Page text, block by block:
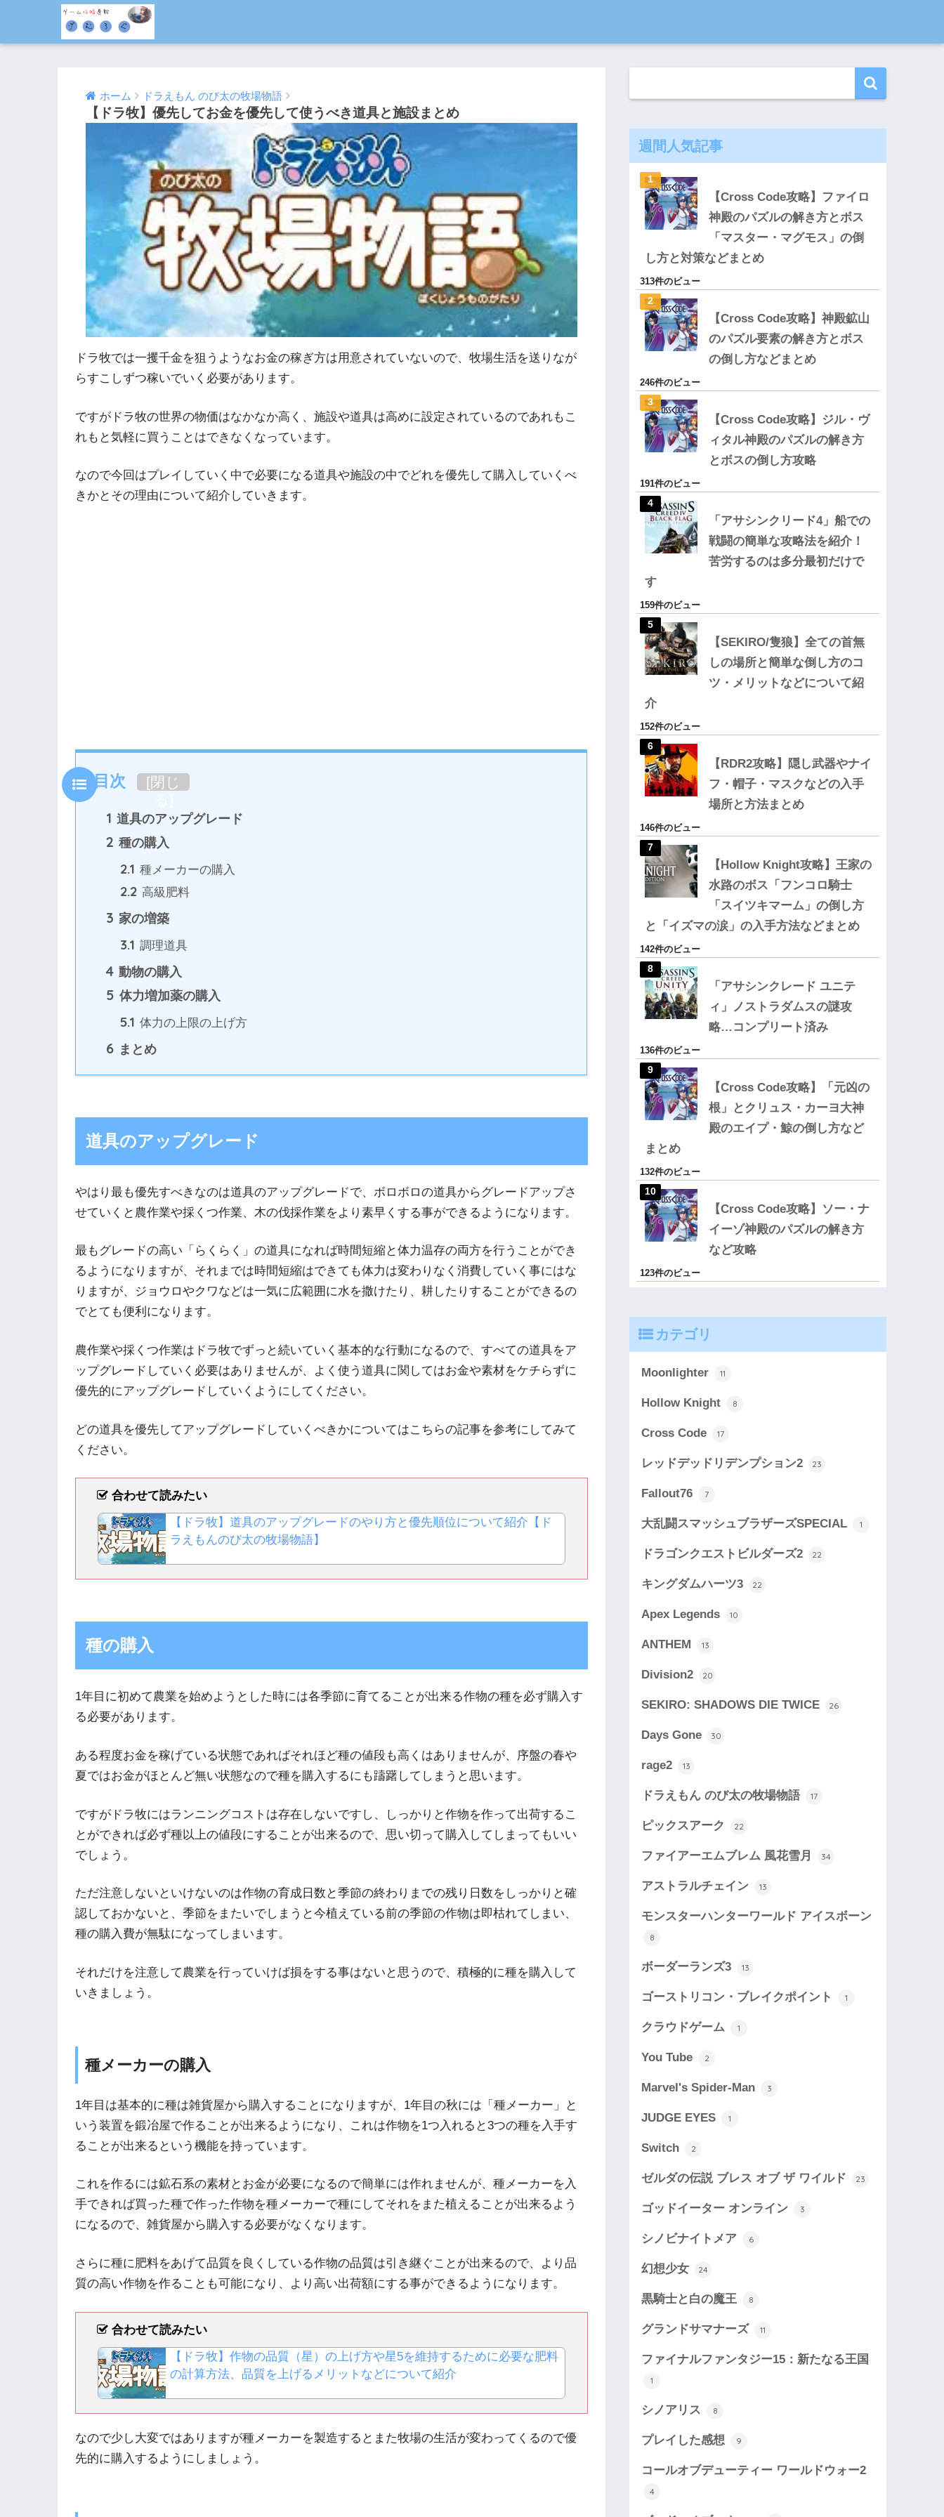
ホーム ドラえもん のび太の牧場物語
【ドラ牧】優先してお金を優先して使うべき道具と施設まとめ
ドラ牧では一攫千金を狙うようなお金の稼ぎ方は用意されていないので、牧場生活を送りなが
らすこしずつ稼いでいく必要があります。
ですがドラ牧の世界の物価はなかなか高く、施設や道具は高めに設定されているのであれもこ
れもと気軽に買うことはできなくなっています。
なので今回はプレイしていく中で必要になる道具や施設の中でどれを優先して購入していくべ
きかとその理由について紹介していきます。
目次 [閉じ
1 道具のアップグレード
2 種の購入
2.1 種メーカーの購入
2.2 高級肥料
3 家の増築
3.1 調理道具
4 動物の購入
5 体力増加薬の購入
5.1 体力の上限の上げ方
6 まとめ
道具のアップグレード
やはり最も優先すべきなのは道具のアップグレードで、ボロボロの道具からグレードアップさ
せていくと農作業や採くつ作業、木の伐採作業をより素早くする事ができるようになります。
最もグレードの高い「らくらく」の道具になれば時間短縮と体力温存の両方を行うことができ
るようになりますが、それまでは時間短縮はできても体力は変わりなく消費していく事にはな
りますが、ジョウロやクワなどは一気に広範囲に水を撒けたり、耕したりすることができるの
でとても便利になります。
農作業や採くつ作業はドラ牧でずっと続いていく基本的な行動になるので、すべての道具をア
ップグレードしていく必要はありませんが、よく使う道具に関してはお金や素材をケチらずに
優先的にアップグレードしていくようにしてください。
どの道具を優先してアップグレードしていくべきかについてはこちらの記事を参考にしてみて
ください。
合わせて読みたい
【ドラ牧】道具のアップグレードのやり方と優先順位について紹介【ド
ラえもんのび太の牧場物語】
種の購入
1年目に初めて農業を始めようとした時には各季節に育てることが出来る作物の種を必ず購入す
る必要があります。
ある程度お金を稼げている状態であればそれほど種の値段も高くはありませんが、序盤の春や
夏ではお金がほとんど無い状態なので種を購入するにも躊躇してしまうと思います。
ですがドラ牧にはランニングコストは存在しないですし、しっかりと作物を作って出荷するこ
とができれば必ず種以上の値段にすることが出来るので、思い切って購入してしまってもいい
でしょう。
ただ注意しないといけないのは作物の育成日数と季節の終わりまでの残り日数をしっかりと確
認しておかないと、季節をまたいでしまうと今植えている前の季節の作物は即枯れてしまい、
種の購入費が無駄になってしまいます。
それだけを注意して農業を行っていけば損をする事はないと思うので、積極的に種を購入して
いきましょう。
種メーカーの購入
1年目は基本的に種は雑貨屋から購入することになりますが、1年目の秋には「種メーカー」と
いう装置を鍛冶屋で作ることが出来るようになり、これは作物を1つ入れると3つの種を入手す
ることが出来るという機能を持っています。
これを作るには鉱石系の素材とお金が必要になるので簡単には作れませんが、種メーカーを入
手できれば買った種で作った作物を種メーカーで種にしてそれをまた植えることが出来るよう
になるので、雑貨屋から購入する必要がなくなります。
さらに種に肥料をあげて品質を良くしている作物の品質は引き継ぐことが出来るので、より品
質の高い作物を作ることも可能になり、より高い出荷額にする事ができるようになります。
合わせて読みたい
【ドラ牧】作物の品質（星）の上げ方や星5を維持するために必要な肥料
の計算方法、品質を上げるメリットなどについて紹介
なので少し大変ではありますが種メーカーを製造するとまた牧場の生活が変わってくるので優
先的に購入するようにしましょう。
週間人気記事
【Cross Code攻略】ファイロ
神殿のパズルの解き方とボス
「マスター・マグモス」の倒
し方と対策などまとめ
313件のビュー
【Cross Code攻略】神殿鉱山
のパズル要素の解き方とボス
の倒し方などまとめ
246件のビュー
【Cross Code攻略】ジル・ヴ
ィタル神殿のパズルの解き方
とボスの倒し方攻略
191件のビュー
「アサシンクリード4」船での
戦闘の簡単な攻略法を紹介！
苦労するのは多分最初だけで
す
159件のビュー
【SEKIRO/隻狼】全ての首無
しの場所と簡単な倒し方のコ
ツ・メリットなどについて紹
介
152件のビュー
【RDR2攻略】隠し武器やナイ
フ・帽子・マスクなどの入手
場所と方法まとめ
146件のビュー
【Hollow Knight攻略】王家の
水路のボス「フンコロ騎士
「スイツキマーム」の倒し方
と「イズマの涙」の入手方法などまとめ
142件のビュー
「アサシンクレード ユニテ
ィ」ノストラダムスの謎攻
略…コンプリート済み
136件のビュー
【Cross Code攻略】「元凶の
根」とクリュス・カーヨ大神
殿のエイプ・鯨の倒し方など
まとめ
132件のビュー
【Cross Code攻略】ソー・ナ
イーゾ神殿のパズルの解き方
など攻略
123件のビュー
カテゴリ
Moonlighter 11
Hollow Knight 8
Cross Code 17
レッドデッドリデンプション2 23
Fallout76 7
大乱闘スマッシュブラザーズSPECIAL 1
ドラゴンクエストビルダーズ2 22
キングダムハーツ3 22
Apex Legends 10
ANTHEM 13
Division2 20
SEKIRO: SHADOWS DIE TWICE 26
Days Gone 30
rage2 13
ドラえもん のび太の牧場物語 17
ピックスアーク 22
ファイアーエムブレム 風花雪月 34
アストラルチェイン 13
モンスターハンターワールド アイスボーン
8
ボーダーランズ3 13
ゴーストリコン・ブレイクポイント 1
クラウドゲーム 1
You Tube 2
Marvel's Spider-Man 3
JUDGE EYES 1
Switch 2
ゼルダの伝説 ブレス オブ ザ ワイルド 23
ゴッドイーター オンライン 3
シノビナイトメア 6
幻想少女 24
黒騎士と白の魔王 8
グランドサマナーズ 11
ファイナルファンタジー15：新たなる王国
1
シノアリス 8
プレイした感想 9
コールオブデューティー ワールドウォー2
4